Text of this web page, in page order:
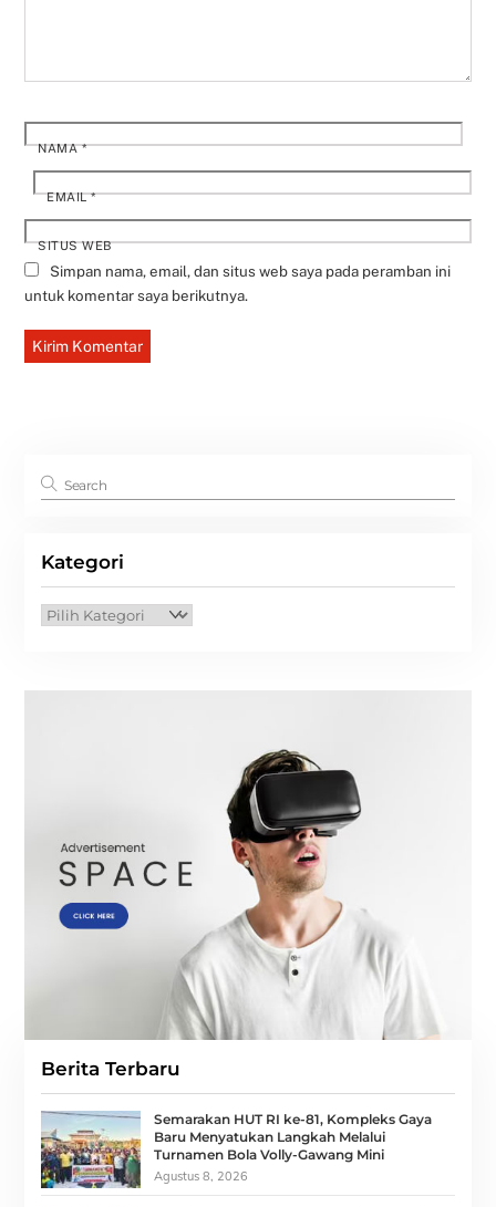
NAMA*
EMAIL*
SITUS WEB
Simpan nama, email, dan situs web saya pada peramban ini
untuk komentar saya berikutnya.
Kategori
Kategori
Berita Terbaru
Semarakan HUT RI ke-81, Kompleks Gaya
Baru Menyatukan Langkah Melalui
Turnamen Bola Volly-Gawang Mini
Agustus 8, 2026